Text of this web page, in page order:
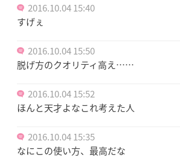
2016.10.04 15:40
すげぇ
2016.10.04 15:50
脱げ方のクオリティ高え……
2016.10.04 15:52
ほんと天才よなこれ考えた人
2016.10.04 15:35
なにこの使い方、最高だな